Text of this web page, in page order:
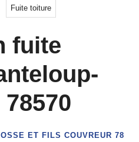
Fuite toiture
fuite
ET FILS COUVREUR 78